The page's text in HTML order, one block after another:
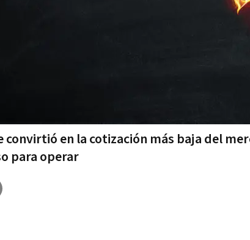
convirtió en la cotización más baja del
para operar